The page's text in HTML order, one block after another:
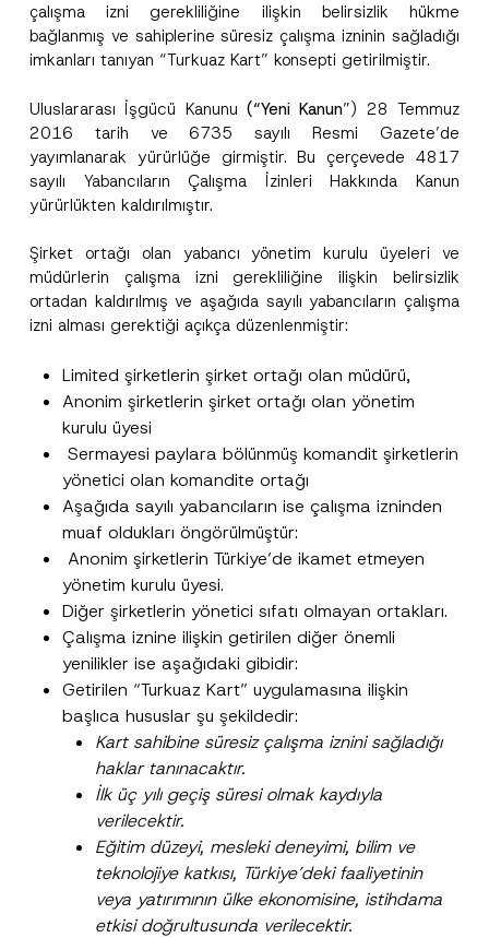
çalışma izni gerekliliğine ilişkin belirsizlik hükme
bağlanmış ve sahiplerine süresiz çalışma izninin sağladığı
imkanları tanıyan “Turkuaz Kart” konsepti getirilmiştir.
Uluslararası İşgücü Kanunu (“Yeni Kanun”) 28 Temmuz
2016 tarih ve 6735 sayılı Resmi Gazete’de
yayımlanarak yürürlüğe girmiştir. Bu çerçevede 4817
sayılı Yabancıların Çalışma İzinleri Hakkında Kanun
yürürlükten kaldırılmıştır.
Şirket ortağı olan yabancı yönetim kurulu üyeleri ve
müdürlerin çalışma izni gerekliliğine ilişkin belirsizlik
ortadan kaldırılmış ve aşağıda sayılı yabancıların çalışma
izni alması gerektiği açıkça düzenlenmiştir:
Limited şirketlerin şirket ortağı olan müdürü,
Anonim şirketlerin şirket ortağı olan yönetim
kurulu üyesi
Sermayesi paylara bölünmüş komandit şirketlerin
yönetici olan komandite ortağı
Aşağıda sayılı yabancıların ise çalışma izninden
muaf oldukları öngörülmüştür:
Anonim şirketlerin Türkiye’de ikamet etmeyen
yönetim kurulu üyesi.
Diğer şirketlerin yönetici sıfatı olmayan ortakları.
Çalışma iznine ilişkin getirilen diğer önemli
yenilikler ise aşağıdaki gibidir:
Getirilen “Turkuaz Kart” uygulamasına ilişkin
başlıca hususlar şu şekildedir:
Kart sahibine süresiz çalışma iznini sağladığı
haklar tanınacaktır.
İlk üç yılı geçiş süresi olmak kaydıyla
verilecektir.
Eğitim düzeyi, mesleki deneyimi, bilim ve
teknolojiye katkısı, Türkiye’deki faaliyetinin
veya yatırımının ülke ekonomisine, istihdama
etkisi doğrultusunda verilecektir.
Ad *
Soyad*
P
r
v